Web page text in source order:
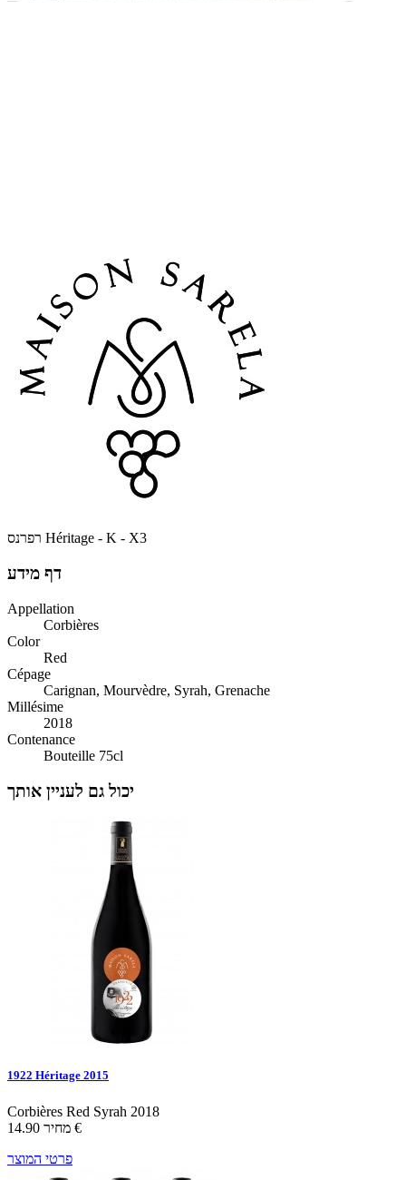
Héritage - K - X3
דף מידע
Appellation
Corbières
Color
Red
Cépage
Carignan, Mourvèdre, Syrah, Grenache
Millésime
2018
Contenance
Bouteille 75cl
יכול גם לעניין אותך
1922 Héritage 2015
Corbières Red Syrah 2018
מחיר 14.90 €
פרטי המוצר